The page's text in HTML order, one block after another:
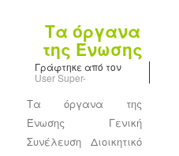
Τα όργανα
της Ένωσης
Γράφτηκε από τον
User Super-
Τα όργανα της
Ένωσης Γενική
Συνέλευση Διοικητικό